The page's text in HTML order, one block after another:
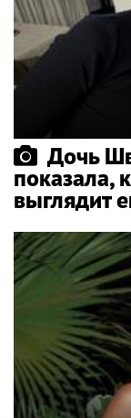
Дочь
показала,
выглядит